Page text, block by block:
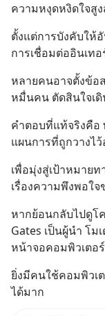
ความหงุดหงิดใจสู
ตั้งแต่การบังคับให้
การเชื่อมต่ออินเทอ
หลายคนอาจตั้งข้อ
หมื่นคน ตัดสินใจเ
คำตอบที่แท้จริงคือ
แผนการที่ถูกวางไ
เพื่อมุ่งสู่เป้าหมาย
เรื่องความพึงพอใ
หากย้อนกลับไปดูโ
Gates เป็นผู้นำ โ
หน้าจอคอมพิวเตอร์
ยิ่งมีคนใช้คอมพิวเ
ได้มาก